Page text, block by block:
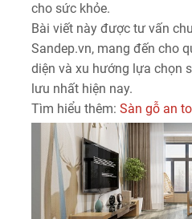
cho sức khỏe.
Bài viết này được tư vấn
Sandep.vn, mang đến cho
diện và xu hướng lựa chọn
lưu nhất hiện nay.
Tìm hiểu thêm: Sàn gỗ an